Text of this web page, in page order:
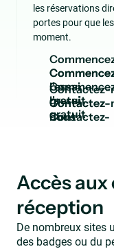
les réservations
portes pour que
moment.
Commence
l'essai
gratuit
Contactez-
Contactez-
nous
Accès aux
réception
De nombreux sites
des badges ou du